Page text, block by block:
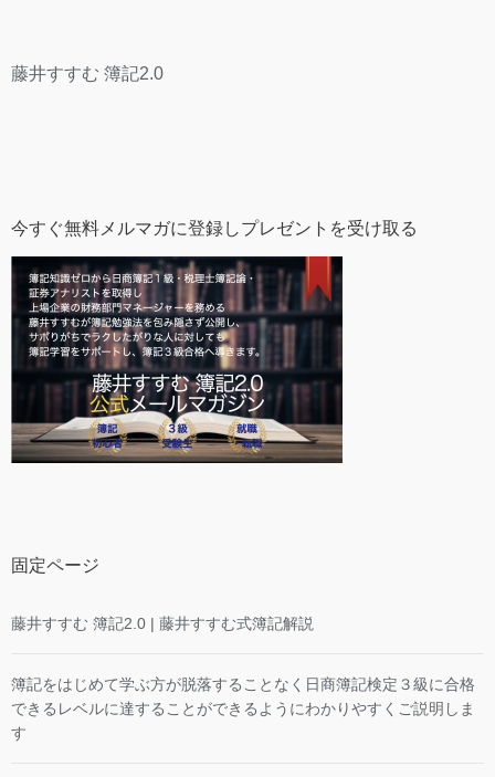
藤井すすむ 簿記2.0
今すぐ無料メルマガに登録しプレゼントを受け取る
固定ページ
藤井すすむ 簿記2.0 | 藤井すすむ式簿記解説
簿記をはじめて学ぶ方が脱落することなく日商簿記検定３級に合格
できるレベルに達することができるようにわかりやすくご説明しま
す